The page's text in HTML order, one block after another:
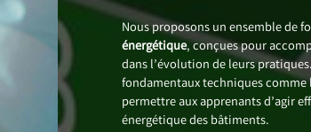
Nous proposons un ensemble de
énergétique, conçues pour
dans l’évolution de leurs
fondamentaux techniques comme
permettre aux apprenants d’agir
énergétique des bâtiments.